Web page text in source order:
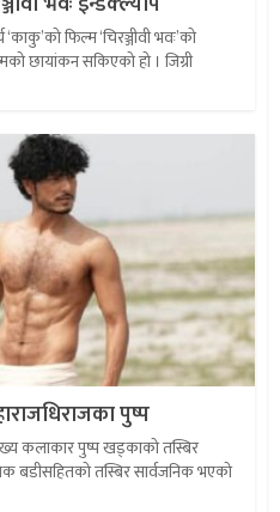
फिल्म ‘चिरञ्जीवी भवः’को
छायांकन सकिएको हो । जिग्री
पुष्प
कलाकार पुष्प खड्काको तस्बिर
बडीसहितको तस्बिर सार्वजनिक भएको